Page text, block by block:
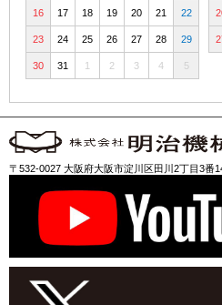
16 17 18 19 20 21 22
23 24 25 26 27 28 29
30 31 1 2 3 4 5
〒532-0027 大阪府大阪市淀川区田川2丁目3